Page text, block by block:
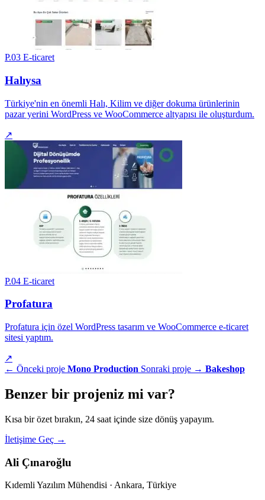
P.03 E-ticaret
Halıysa
Türkiye'nin en önemli Halı, Kilim ve diğer dokuma ürünlerinin
pazar yerini WordPress ve WooCommerce altyapısı ile oluşturdum.
↗
P.04 E-ticaret
Profatura
Profatura için özel WordPress tasarım ve WooCommerce e-ticaret
sitesi yaptım.
↗
← Önceki proje Mono Production Sonraki proje → Bakeshop
Benzer bir projeniz mi var?
Kısa bir özet bırakın, 24 saat içinde size dönüş yapayım.
İletişime Geç →
Ali Çınaroğlu
Kıdemli Yazılım Mühendisi · Ankara, Türkiye